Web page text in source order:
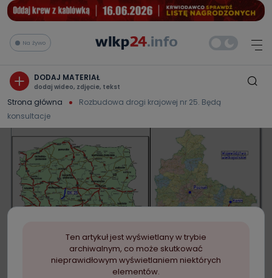
Na żywo
DODAJ MATERIAŁ
dodaj wideo, zdjęcie, tekst
Strona główna
Rozbudowa drogi krajowej nr 25. Będą
konsultacje
Ten artykuł jest wyświetlany w trybie
archiwalnym, co może skutkować
nieprawidłowym wyświetlaniem niektórych
elementów.